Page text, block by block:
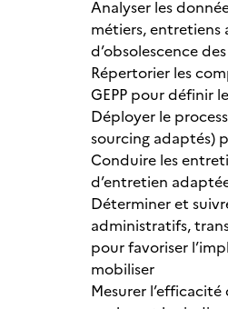
Analyser les
métiers, entretiens
d’obsolescence
Répertorier les
GEPP pour définir
Déployer le
sourcing adaptés)
Conduire les
d’entretien
Déterminer et
administratifs,
pour favoriser
mobiliser
Mesurer